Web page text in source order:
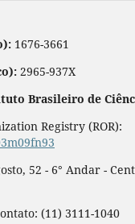
1676-3661
2965-937X
Brasileiro de
Registry (ROR):
52 - 6° Andar -
(11) 3111-1040